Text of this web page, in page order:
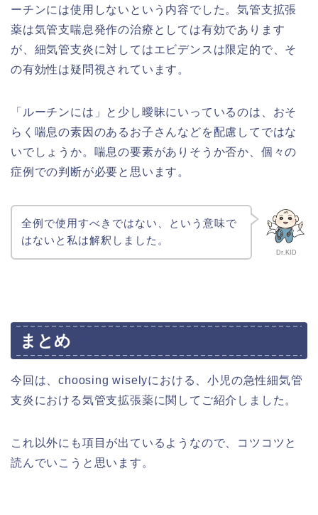
ーチンには使用しないという内容でした。気管支拡張
薬は気管支喘息発作の治療としては有効であります
が、細気管支炎に対してはエビデンスは限定的で、そ
の有効性は疑問視されています。
「ルーチンには」と少し曖昧にいっているのは、おそ
らく喘息の素因のあるお子さんなどを配慮してではな
いでしょうか。喘息の要素がありそうか否か、個々の
症例での判断が必要と思います。
Dr.KID
全例で使用すべきではない、という意味で
はないと私は解釈しました。
まとめ
今回は、choosing wiselyにおける、小児の急性細気管
支炎における気管支拡張薬に関してご紹介しました。
これ以外にも項目が出ているようなので、コツコツと
読んでいこうと思います。